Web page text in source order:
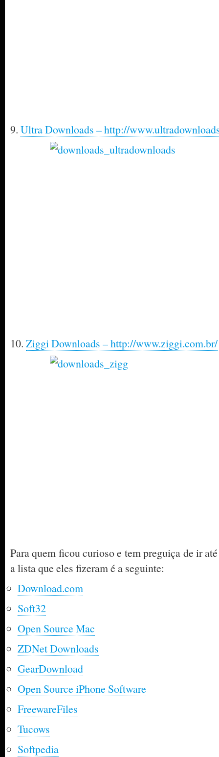
9. Ultra Downloads – http://
10. Ziggi Downloads – http://www.ziggi.com.br/
Para quem ficou curioso e tem preguiça de ir
a lista que eles fizeram é a seguinte:
Download.com
Soft32
Open Source Mac
ZDNet Downloads
GearDownload
Open Source iPhone Software
FreewareFiles
Tucows
Softpedia